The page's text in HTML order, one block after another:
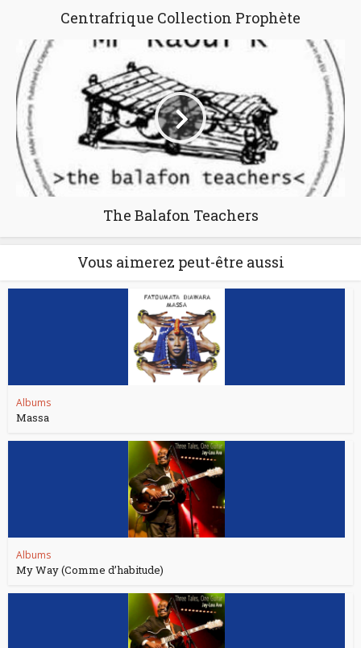
Centrafrique Collection Prophète
The Balafon Teachers
Vous aimerez peut-être aussi
Albums
Massa
Albums
My Way (Comme d’habitude)